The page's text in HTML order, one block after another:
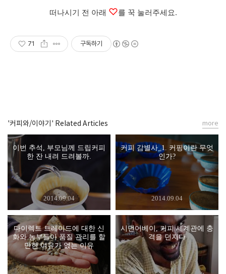
떠나시기 전 아래 ♡를 꾹 눌러주세요.
71 구독하기
'커피와/이야기' Related Articles
이번 추석, 부모님께 드립커피
한 잔 내려 드려볼까.
2014.09.04
커피 감별사_1. 커핑이란 무엇
인가?
2014.09.04
다이렉트 트레이드에 대한 신
화와 농부들이 품질 관리를 할
만한 여유가 없는 이유
시먼어베이, 커피 세계관에 충
격을 던지다
more